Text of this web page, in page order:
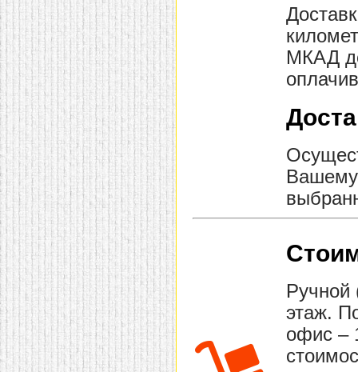
домашнем использовании.
Эта мебель имеет
некоторые преимущества
перед той же стенкой для
гостиной, к примеру,
поскольку она более
легкая и не загромождает
пространство. В спальне
этот предмет можно
поставить у изголовья
кровати, чтобы заполнить
пустующее там
место. Также стеллажи
очень часто используют в
качестве разграничителей
комнаты, например, на
рабочую зону и
пространство для отдыха.
Особенно это актуально
для однокомнатных
квартир.
МКАД
Вашему
этаж.
офис –